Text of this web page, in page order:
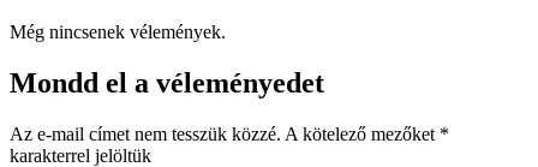
Még nincsenek vélemények.
Mondd el a véleményedet
Az e-mail címet nem tesszük közzé. A kötelező mezőket *
karakterrel jelöltük